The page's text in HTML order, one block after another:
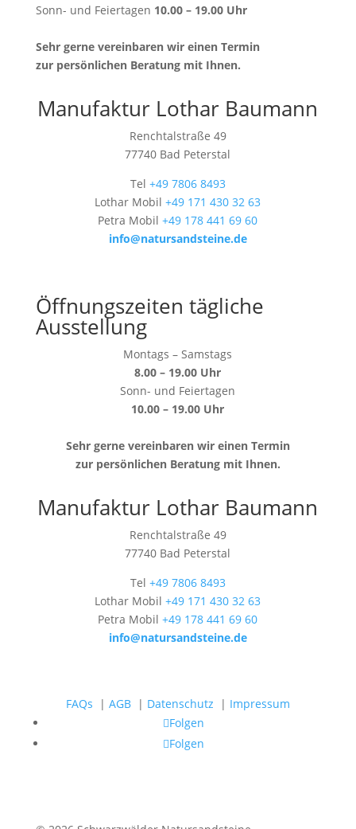
Sonn- und Feiertagen 10.00 – 19.00 Uhr
Sehr gerne vereinbaren wir einen Termin
zur persönlichen Beratung mit Ihnen.
Manufaktur Lothar Baumann
Renchtalstraße 49
77740 Bad Peterstal
Tel +49 7806 8493
Lothar Mobil+49 171 430 32 63
Petra Mobil+49 178 441 69 60
info@natursandsteine.de
Öffnungszeiten tägliche
Ausstellung
Montags – Samstags
8.00 – 19.00 Uhr
Sonn- und Feiertagen
10.00 – 19.00 Uhr
Sehr gerne vereinbaren wir einen Termin
zur persönlichen Beratung mit Ihnen.
Manufaktur Lothar Baumann
Renchtalstraße 49
77740 Bad Peterstal
Tel +49 7806 8493
Lothar Mobil+49 171 430 32 63
Petra Mobil+49 178 441 69 60
info@natursandsteine.de
FAQs | AGB| Datenschutz | Impressum
Folgen
Folgen